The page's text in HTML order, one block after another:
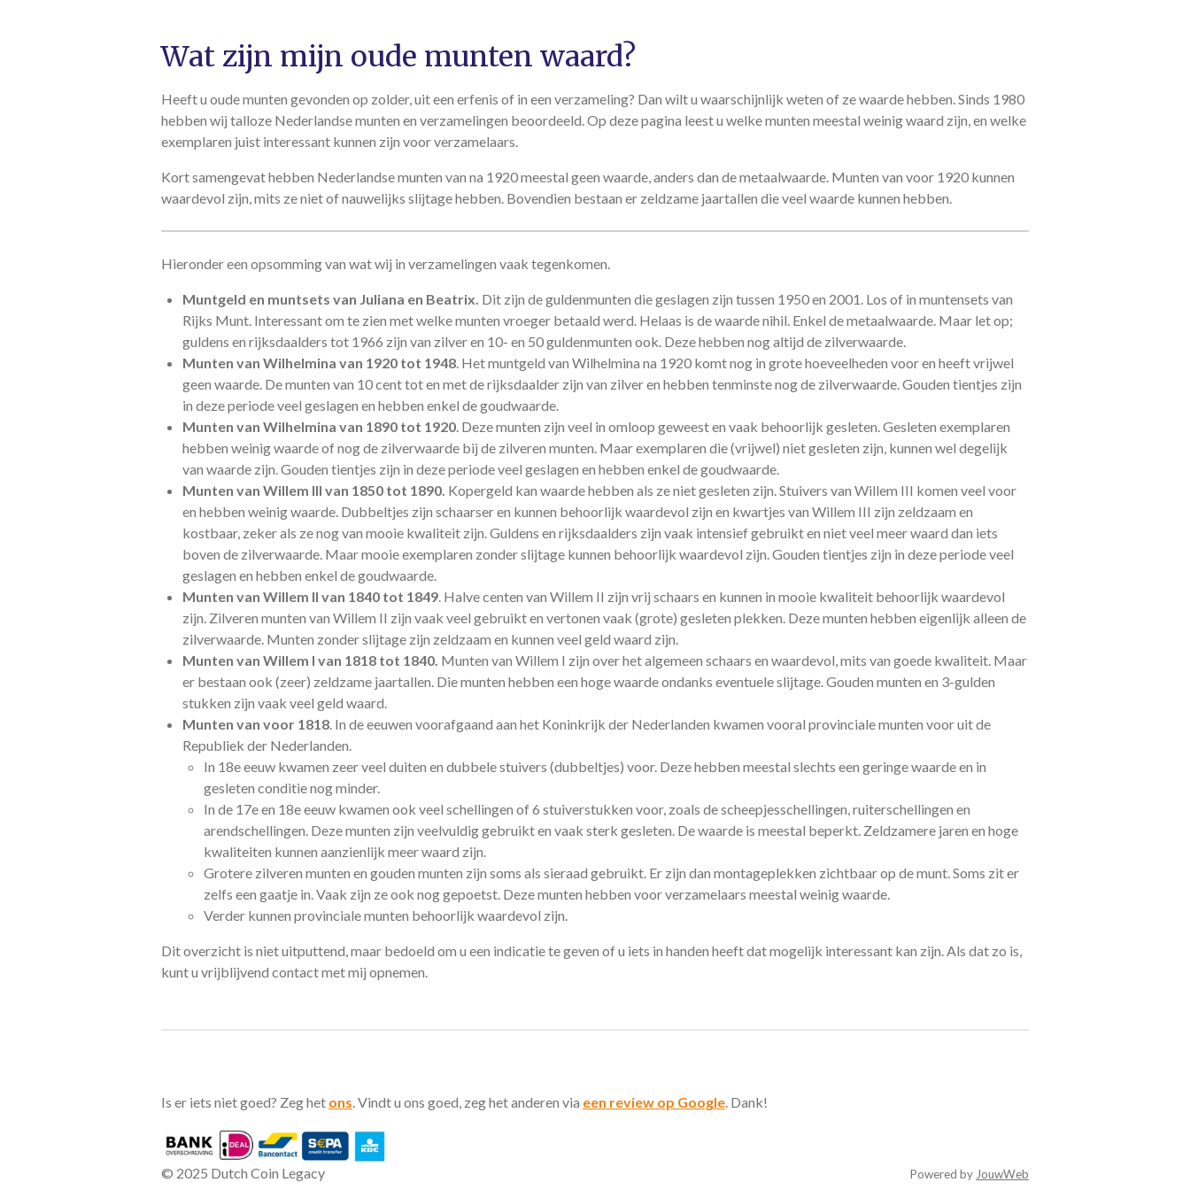
Wat zijn mijn oude munten waard?
Heeft u oude munten gevonden op zolder, uit een erfenis of in een verzameling? Dan wilt u waarschijnlijk weten of ze waarde hebben. Sinds 1980
hebben wij talloze Nederlandse munten en verzamelingen beoordeeld. Op deze pagina leest u welke munten meestal weinig waard zijn, en welke
exemplaren juist interessant kunnen zijn voor verzamelaars.
Kort samengevat hebben Nederlandse munten van na 1920 meestal geen waarde, anders dan de metaalwaarde. Munten van voor 1920 kunnen
waardevol zijn, mits ze niet of nauwelijks slijtage hebben. Bovendien bestaan er zeldzame jaartallen die veel waarde kunnen hebben.
Hieronder een opsomming van wat wij in verzamelingen vaak tegenkomen.
Muntgeld en muntsets van Juliana en Beatrix. Dit zijn de guldenmunten die geslagen zijn tussen 1950 en 2001. Los of in muntensets van
Rijks Munt. Interessant om te zien met welke munten vroeger betaald werd. Helaas is de waarde nihil. Enkel de metaalwaarde. Maar let op;
guldens en rijksdaalders tot 1966 zijn van zilver en 10- en 50 guldenmunten ook. Deze hebben nog altijd de zilverwaarde.
Munten van Wilhelmina van 1920 tot 1948 . Het muntgeld van Wilhelmina na 1920 komt nog in grote hoeveelheden voor en heeft vrijwel
geen waarde. De munten van 10 cent tot en met de rijksdaalder zijn van zilver en hebben tenminste nog de zilverwaarde. Gouden tientjes zijn
in deze periode veel geslagen en hebben enkel de goudwaarde.
Munten van Wilhelmina van 1890 tot 1920 . Deze munten zijn veel in omloop geweest en vaak behoorlijk gesleten. Gesleten exemplaren
hebben weinig waarde of nog de zilverwaarde bij de zilveren munten. Maar exemplaren die (vrijwel) niet gesleten zijn, kunnen wel degelijk
van waarde zijn. Gouden tientjes zijn in deze periode veel geslagen en hebben enkel de goudwaarde.
Munten van Willem III van 1850 tot 1890. Kopergeld kan waarde hebben als ze niet gesleten zijn. Stuivers van Willem III komen veel voor
en hebben weinig waarde. Dubbeltjes zijn schaarser en kunnen behoorlijk waardevol zijn en kwartjes van Willem III zijn zeldzaam en
kostbaar, zeker als ze nog van mooie kwaliteit zijn. Guldens en rijksdaalders zijn vaak intensief gebruikt en niet veel meer waard dan iets
boven de zilverwaarde. Maar mooie exemplaren zonder slijtage kunnen behoorlijk waardevol zijn. Gouden tientjes zijn in deze periode veel
geslagen en hebben enkel de goudwaarde.
Munten van Willem II van 1840 tot 1849 . Halve centen van Willem II zijn vrij schaars en kunnen in mooie kwaliteit behoorlijk waardevol
zijn. Zilveren munten van Willem II zijn vaak veel gebruikt en vertonen vaak (grote) gesleten plekken. Deze munten hebben eigenlijk alleen de
zilverwaarde. Munten zonder slijtage zijn zeldzaam en kunnen veel geld waard zijn.
Munten van Willem I van 1818 tot 1840. Munten van Willem I zijn over het algemeen schaars en waardevol, mits van goede kwaliteit. Maar
er bestaan ook (zeer) zeldzame jaartallen. Die munten hebben een hoge waarde ondanks eventuele slijtage. Gouden munten en 3-gulden
stukken zijn vaak veel geld waard.
Munten van voor 1818 . In de eeuwen voorafgaand aan het Koninkrijk der Nederlanden kwamen vooral provinciale munten voor uit de
Republiek der Nederlanden.
In 18e eeuw kwamen zeer veel duiten en dubbele stuivers (dubbeltjes) voor. Deze hebben meestal slechts een geringe waarde en in
gesleten conditie nog minder.
In de 17e en 18e eeuw kwamen ook veel schellingen of 6 stuiverstukken voor, zoals de scheepjesschellingen, ruiterschellingen en
arendschellingen. Deze munten zijn veelvuldig gebruikt en vaak sterk gesleten. De waarde is meestal beperkt. Zeldzamere jaren en hoge
kwaliteiten kunnen aanzienlijk meer waard zijn.
Grotere zilveren munten en gouden munten zijn soms als sieraad gebruikt. Er zijn dan montageplekken zichtbaar op de munt. Soms zit er
zelfs een gaatje in. Vaak zijn ze ook nog gepoetst. Deze munten hebben voor verzamelaars meestal weinig waarde.
Verder kunnen provinciale munten behoorlijk waardevol zijn.
Dit overzicht is niet uitputtend, maar bedoeld om u een indicatie te geven of u iets in handen heeft dat mogelijk interessant kan zijn. Als dat zo is,
kunt u vrijblijvend contact met mij opnemen.
Is er iets niet goed? Zeg het ons. Vindt u ons goed, zeg het anderen via een review op Google. Dank!
© 2025 Dutch Coin Legacy Powered by JouwWeb